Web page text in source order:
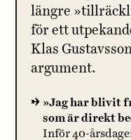
längre
för ett
Klas
argument.
»Jag har blivit
som är direkt
Inför 40-